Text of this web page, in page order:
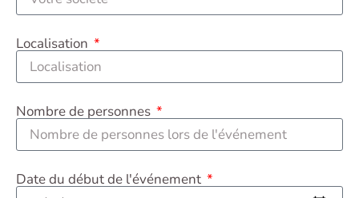
Localisation
Nombre de personnes
Date du début de l'événement